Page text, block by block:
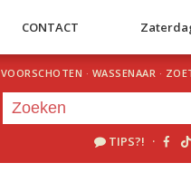
CONTACT
VOORSCHOTEN · WASSENAAR ·
TIPS?! ·